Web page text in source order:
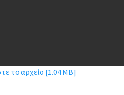
το αρχείο [1.04 MB]